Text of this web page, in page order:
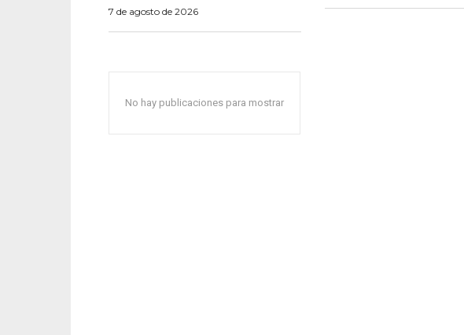
7 de agosto de 2026
No hay publicaciones para mostrar